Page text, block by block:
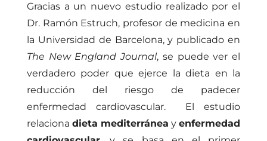
Gracias a un nuevo estudio realizado por el
Dr. Ramón Estruch, profesor de medicina en
la Universidad de Barcelona, y publicado en
The New England Journal, se puede ver el
verdadero poder que ejerce la dieta en la
reducción del riesgo de padecer
enfermedad cardiovascular. El estudio
relaciona dieta mediterránea yenfermedad